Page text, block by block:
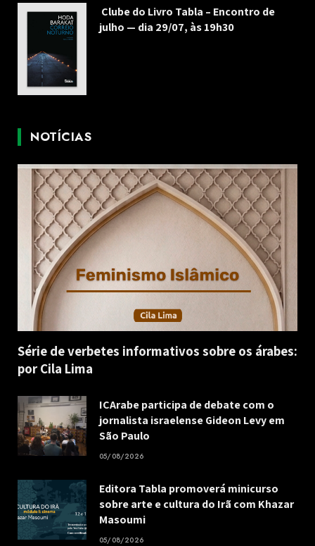
Clube do Livro Tabla – Encontro de
julho — dia 29/07, às 19h30
NOTÍCIAS
Série de verbetes informativos sobre os árabes:
por Cila Lima
ICArabe participa de debate com o
jornalista israelense Gideon Levy em
São Paulo
05/08/2026
Editora Tabla promoverá minicurso
sobre arte e cultura do Irã com Khazar
Masoumi
05/08/2026